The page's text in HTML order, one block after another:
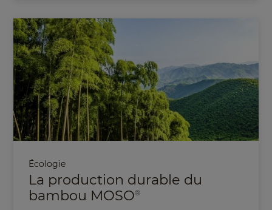
Écologie
La production durable du
bambou MOSO®